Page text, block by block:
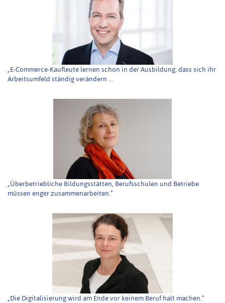
„E-Commerce-Kaufleute lernen schon in der Ausbildung, dass sich ihr
Arbeitsumfeld ständig verändern ...
„Überbetriebliche Bildungsstätten, Berufsschulen und Betriebe
müssen enger zusammenarbeiten.“
„Die Digitalisierung wird am Ende vor keinem Beruf halt machen.“